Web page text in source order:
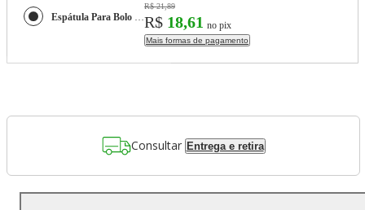
Espátula Para Bolo Em Inox 25Cm - Hercules
R$ 21,89
R$ 18,61 no pix
Mais formas de pagamento
Consultar Entrega e retira